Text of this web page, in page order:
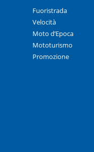
Fuoristrada
Velocità
Moto d’Epoca
Mototurismo
Promozione